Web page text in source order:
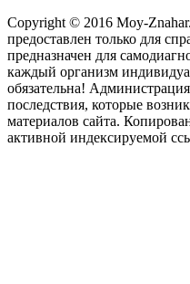
Copyright © 2016 Moy-
предоставлен только для
предназначен для
каждый организм
обязательна!
последствия, которые
материалов сайта.
активной индексируемой